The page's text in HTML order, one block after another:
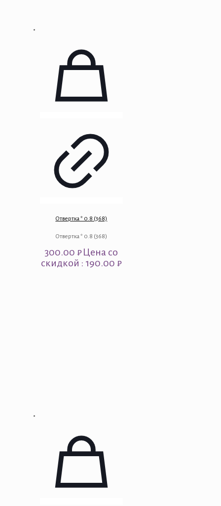
Отвертка * 0.8 (368)
Отвертка * 0.8 (368)
300.00₽Цена со
скидкой : 190.00 ₽